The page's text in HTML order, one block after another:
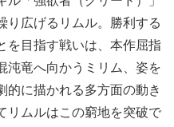
り広げるリムル。勝利する
を目指す戦いは、本作屈指
沌竜へ向かうミリム、姿を
的に描かれる多方面の動き
リムルはこの窮地を突破で